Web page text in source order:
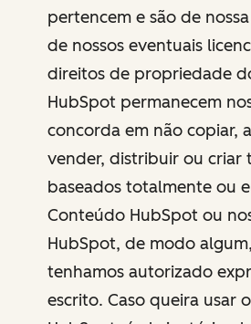
pertencem e são de
de nossos eventuais
direitos de propriedade
HubSpot permanecem
concorda em não copiar,
vender, distribuir ou criar
baseados totalmente ou
Conteúdo HubSpot ou
HubSpot, de modo
tenhamos autorizado
escrito. Caso queira usar